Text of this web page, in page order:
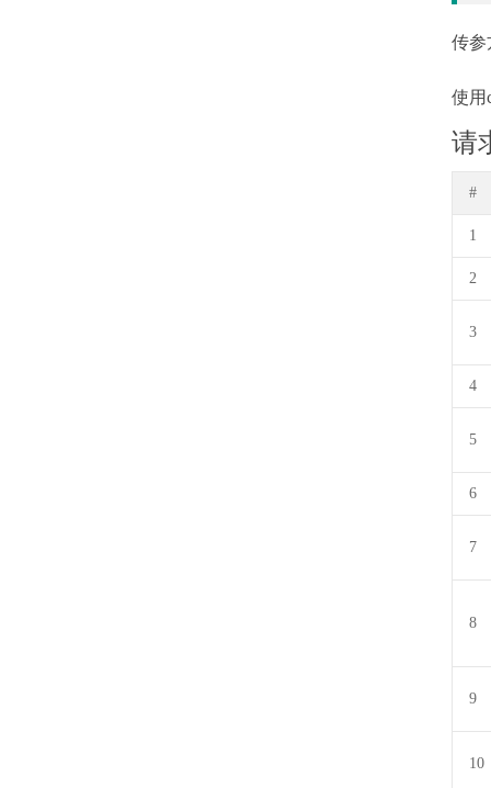
传参
使用
请
#
1
2
3
4
5
6
7
8
9
10